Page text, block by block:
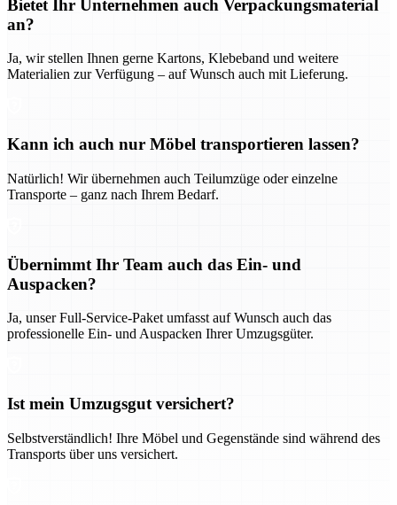
Bietet Ihr Unternehmen auch Verpackungsmaterial
an?
Ja, wir stellen Ihnen gerne Kartons, Klebeband und weitere
Materialien zur Verfügung – auf Wunsch auch mit Lieferung.
Kann ich auch nur Möbel transportieren lassen?
Natürlich! Wir übernehmen auch Teilumzüge oder einzelne
Transporte – ganz nach Ihrem Bedarf.
Übernimmt Ihr Team auch das Ein- und
Auspacken?
Ja, unser Full-Service-Paket umfasst auf Wunsch auch das
professionelle Ein- und Auspacken Ihrer Umzugsgüter.
Ist mein Umzugsgut versichert?
Selbstverständlich! Ihre Möbel und Gegenstände sind während des
Transports über uns versichert.